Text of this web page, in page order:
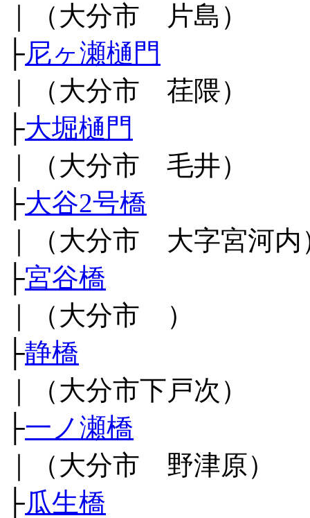
｜（大分市 片島）
├尼ヶ瀬樋門
｜（大分市 荏隈）
├大堀樋門
｜（大分市 毛井）
├大谷2号橋
｜（大分市 大字宮河内
├宮谷橋
｜（大分市 ）
├静橋
｜（大分市下戸次）
├一ノ瀬橋
｜（大分市 野津原）
├瓜生橋